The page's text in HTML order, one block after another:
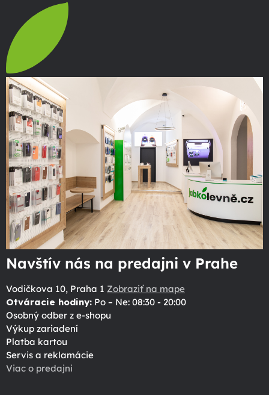
Navštív nás na predajni v Prahe
Vodičkova 10, Praha 1 Zobraziť na mape
Otváracie hodiny: Po – Ne: 08:30 - 20:00
Osobný odber z e-shopu
Výkup zariadení
Platba kartou
Servis a reklamácie
Viac o predajni